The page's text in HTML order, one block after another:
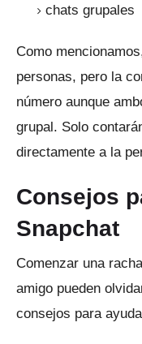
chats grupales
Como
personas, pero la
número aunque
grupal. Solo
directamente a la
Consejos
Snapchat
Comenzar una
amigo pueden
consejos para